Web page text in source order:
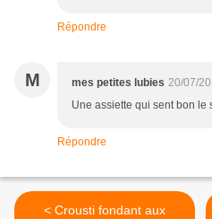
Répondre
M mes petites lubies 20/07/
Une assiette qui sent bon le
Répondre
< Crousti fondant aux